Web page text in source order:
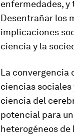
enfermedades,
Desentrañar los
implicaciones
ciencia y la
La convergencia
ciencias
ciencia del
potencial para
heterogéneos